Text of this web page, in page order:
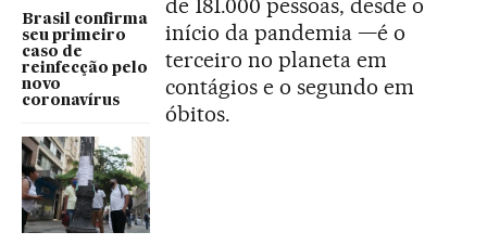
Brasil confirma
seu primeiro
caso de
reinfecção pelo
novo
coronavírus
de 181.000 pessoas, desde o
início da pandemia —é o
terceiro no planeta em
contágios e o segundo em
óbitos.